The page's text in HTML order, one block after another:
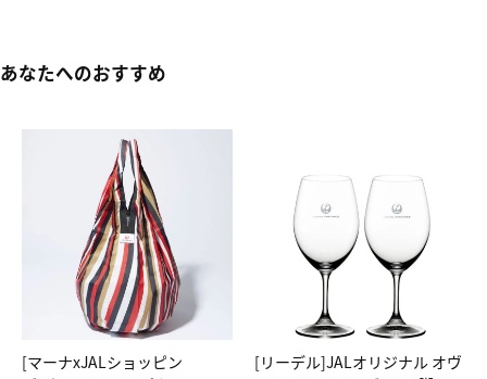
あなたへのおすすめ
[マーナxJALショッピン
[リーデル]JALオリジナル オヴ